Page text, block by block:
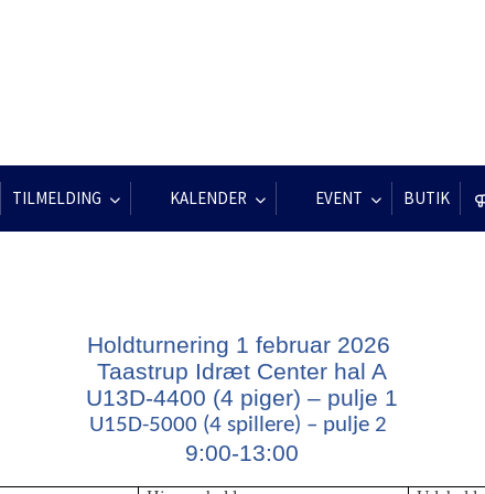
TILMELDING KALENDER EVENT BUTIK
Holdturnering 1 februar 2026
Taastrup Idræt Center hal A
U13D-4400 (4 piger) – pulje 1
U15D-5000 (4 spillere) – pulje 2
9:00-13:00